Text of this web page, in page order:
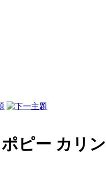
ポピー カリ